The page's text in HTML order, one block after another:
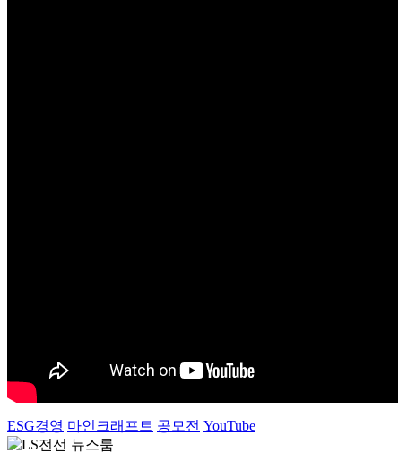
ESG경영 마인크래프트 공모전 YouTube